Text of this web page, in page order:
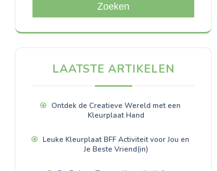
Zoeken
LAATSTE ARTIKELEN
Ontdek de Creatieve Wereld met een
Kleurplaat Hand
Leuke Kleurplaat BFF Activiteit voor Jou en
Je Beste Vriend(in)